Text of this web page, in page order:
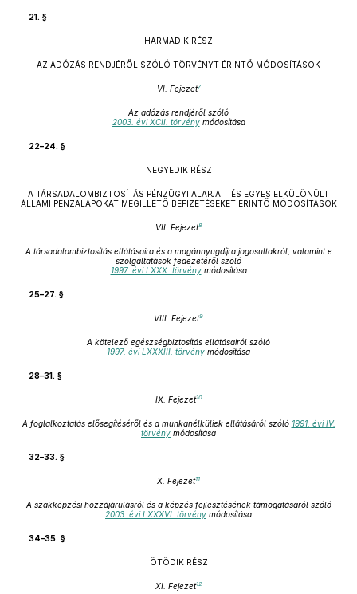
21. §
HARMADIK RÉSZ
AZ ADÓZÁS RENDJÉRŐL SZÓLÓ TÖRVÉNYT ÉRINTŐ MÓDOSÍTÁSOK
VI. Fejezet7
Az adózás rendjéről szóló
2003. évi XCII. törvénymódosítása
22–24. §
NEGYEDIK RÉSZ
A TÁRSADALOMBIZTOSÍTÁS PÉNZÜGYI ALAPJAIT ÉS EGYES ELKÜLÖNÜLT
ÁLLAMI PÉNZALAPOKAT MEGILLETŐ BEFIZETÉSEKET ÉRINTŐ MÓDOSÍTÁSOK
VII. Fejezet8
A társadalombiztosítás ellátásaira és a magánnyugdíjra jogosultakról, valamint e
szolgáltatások fedezetéről szóló
1997. évi LXXX. törvénymódosítása
25–27. §
VIII. Fejezet9
A kötelező egészségbiztosítás ellátásairól szóló
1997. évi LXXXIII. törvény módosítása
28–31. §
IX. Fejezet10
A foglalkoztatás elősegítéséről és a munkanélküliek ellátásáról szóló 1991. évi IV.
törvény módosítása
32–33. §
X. Fejezet11
A szakképzési hozzájárulásról és a képzés fejlesztésének támogatásáról szóló
2003. évi LXXXVI. törvény módosítása
34–35. §
ÖTÖDIK RÉSZ
XI. Fejezet12